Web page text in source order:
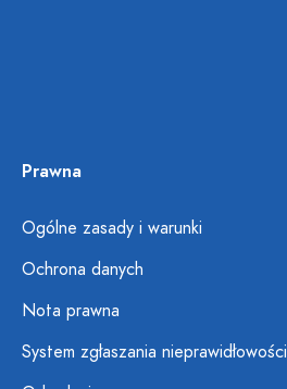
Prawna
Ogólne zasady i warunki
Ochrona danych
Nota prawna
System zgłaszania nieprawidłowości